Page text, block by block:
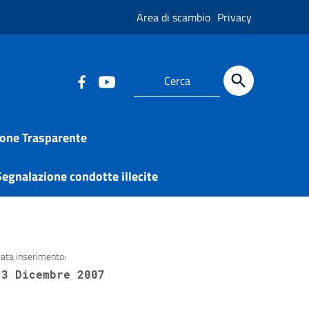
Area di scambio Privacy
Trasparente
condotte illecite
inserimento:
Dicembre 2007